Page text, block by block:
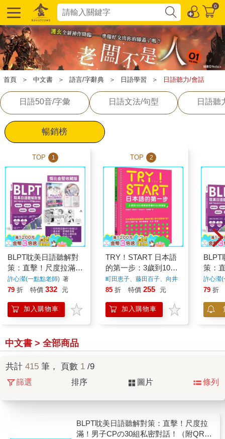
0
首頁 ＞ 中文書 ＞ 語言/字辭典 ＞ 日語學習 ＞ 日語聽力/會話
日語50音/字彙 日語文法/句型 日語聽
暢銷榜
TOP 1
BLPT耽美日語聽解對
策：直擊！尺度拉滿！
男子CPの30組私密對
話！【情比金堅收藏版
片三入組】（附QR
Code線上音檔）（首
藏套組）
許心瀠(一點點老師) 著
79 折 特價 332 元
加入購物車
TOP 2
TRY！START 日本語
的第一步：3歲到100
歲都能學會的50音會
話(附QR Code線上音
町田恵子、藤田百子、向井
あけみ
著
85 折 特價 255 元
加入購物車
BLPT
策：
男子
話！
好基
許心瀠(
79 折
中文書 > 全部商品
共計 415 筆， 頁數 1 /9
篩選 排序 圖片 條列
BLPT耽美日語聽解對策：直擊！尺度拉
滿！男子CPの30組私密對話！（附QR